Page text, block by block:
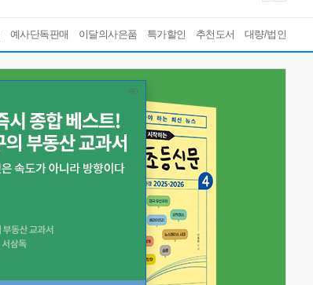
예사단독판매 이달의사은품 특가할인 추천도서 대량/법인